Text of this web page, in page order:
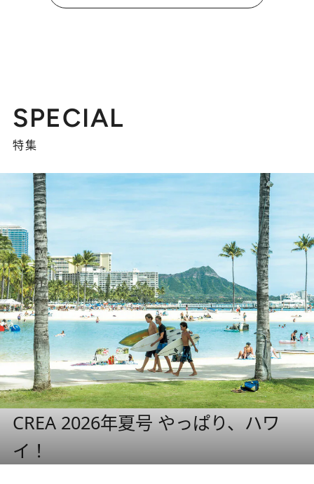
SPECIAL
特集
CREA 2026年夏号 やっぱり、ハワ
イ！